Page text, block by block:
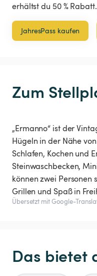
erhältst du 50 %
JahresPass kaufen
Zum
„Ermanno“ ist der
Hügeln in der Nähe
Schlafen, Kochen und
Steinwaschbecken,
können zwei Personen
Grillen und Spaß in
Übersetzt mit Google-
Das bietet